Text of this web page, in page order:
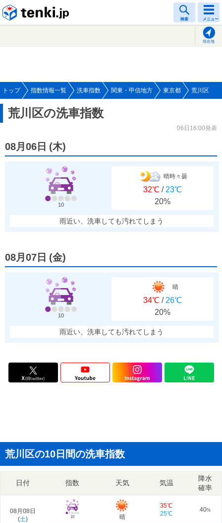
検索 メニュー
現在地
トップ 指数情報一覧 洗車指数 関東・甲信地方 東京都 荒川区
荒川区の洗車指数
06日16:00発表
08月06日 (木)
10
晴時々曇
32℃ / 23℃
20%
雨近い、洗車しても汚れてしまう
08月07日 (金)
10
晴
34℃ / 26℃
20%
雨近い、洗車しても汚れてしまう
荒川区の10日間の洗車指数
日付 指数 天気 気温
降水
確率
08月08日
(土) 10 晴
35℃
25℃
40%